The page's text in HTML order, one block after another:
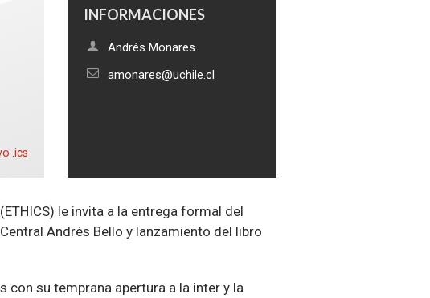
INFORMACIONES
Andrés Monares
amonares@uchile.cl
.ics
le invita a la entrega formal del
Andrés Bello y lanzamiento del libro
su temprana apertura a la inter y la